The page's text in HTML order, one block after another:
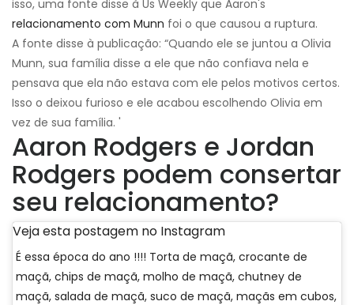
isso, uma fonte disse à Us Weekly que Aaron's
relacionamento com Munn foi o que causou a ruptura.
A fonte disse à publicação: “Quando ele se juntou a Olivia
Munn, sua família disse a ele que não confiava nela e
pensava que ela não estava com ele pelos motivos certos.
Isso o deixou furioso e ele acabou escolhendo Olivia em
vez de sua família. '
Aaron Rodgers e Jordan
Rodgers podem consertar
seu relacionamento?
Veja esta postagem no Instagram
É essa época do ano !!!! Torta de maçã, crocante de
maçã, chips de maçã, molho de maçã, chutney de
maçã, salada de maçã, suco de maçã, maçãs em cubos,